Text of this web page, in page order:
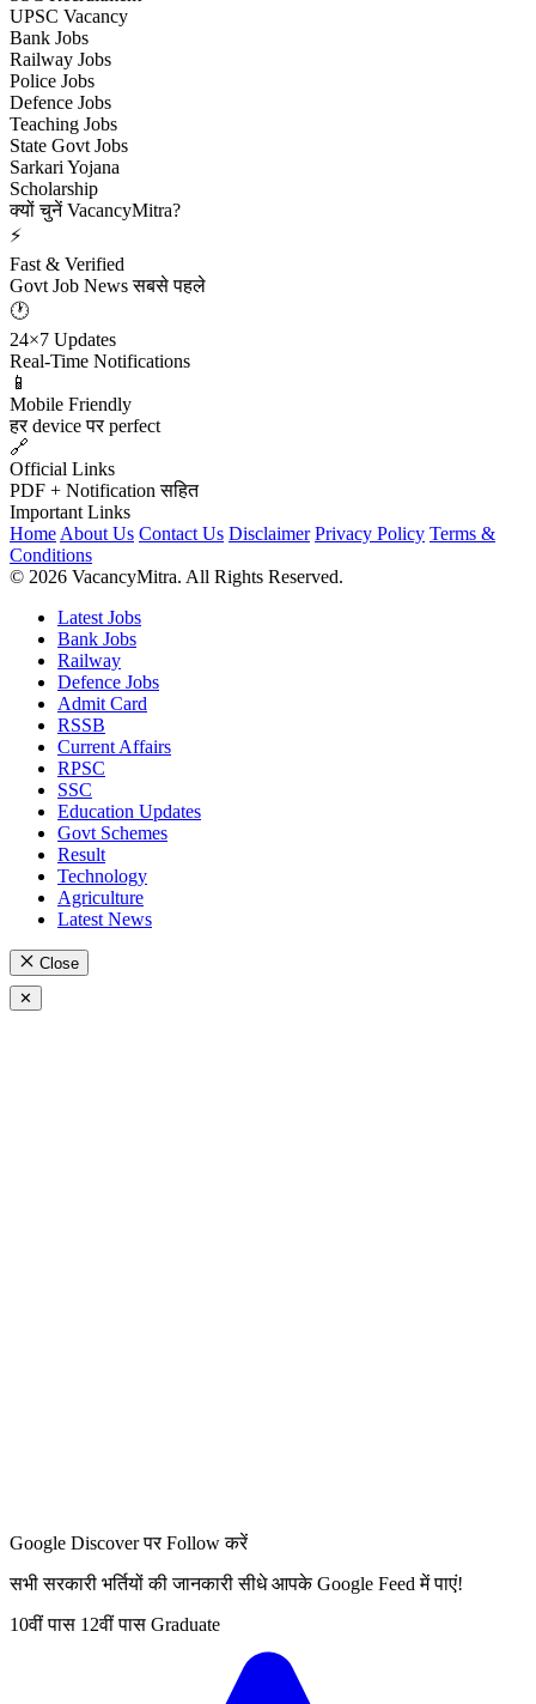
UPSC Vacancy
Bank Jobs
Railway Jobs
Police Jobs
Defence Jobs
Teaching Jobs
State Govt Jobs
Sarkari Yojana
Scholarship
क्यों चुनें VacancyMitra?
⚡
Fast & Verified
Govt Job News सबसे पहले
🕐
24×7 Updates
Real-Time Notifications
📱
Mobile Friendly
हर device पर perfect
🔗
Official Links
PDF + Notification सहित
Important Links
Home About Us Contact Us Disclaimer Privacy Policy Terms &
Conditions
© 2026 VacancyMitra. All Rights Reserved.
Latest Jobs
Bank Jobs
Railway
Defence Jobs
Admit Card
RSSB
Current Affairs
RPSC
SSC
Education Updates
Govt Schemes
Result
Technology
Agriculture
Latest News
Close
✕
Google Discover पर Follow करें
सभी सरकारी भर्तियों की जानकारी सीधे आपके Google Feed में पाएं!
10वीं पास 12वीं पास Graduate